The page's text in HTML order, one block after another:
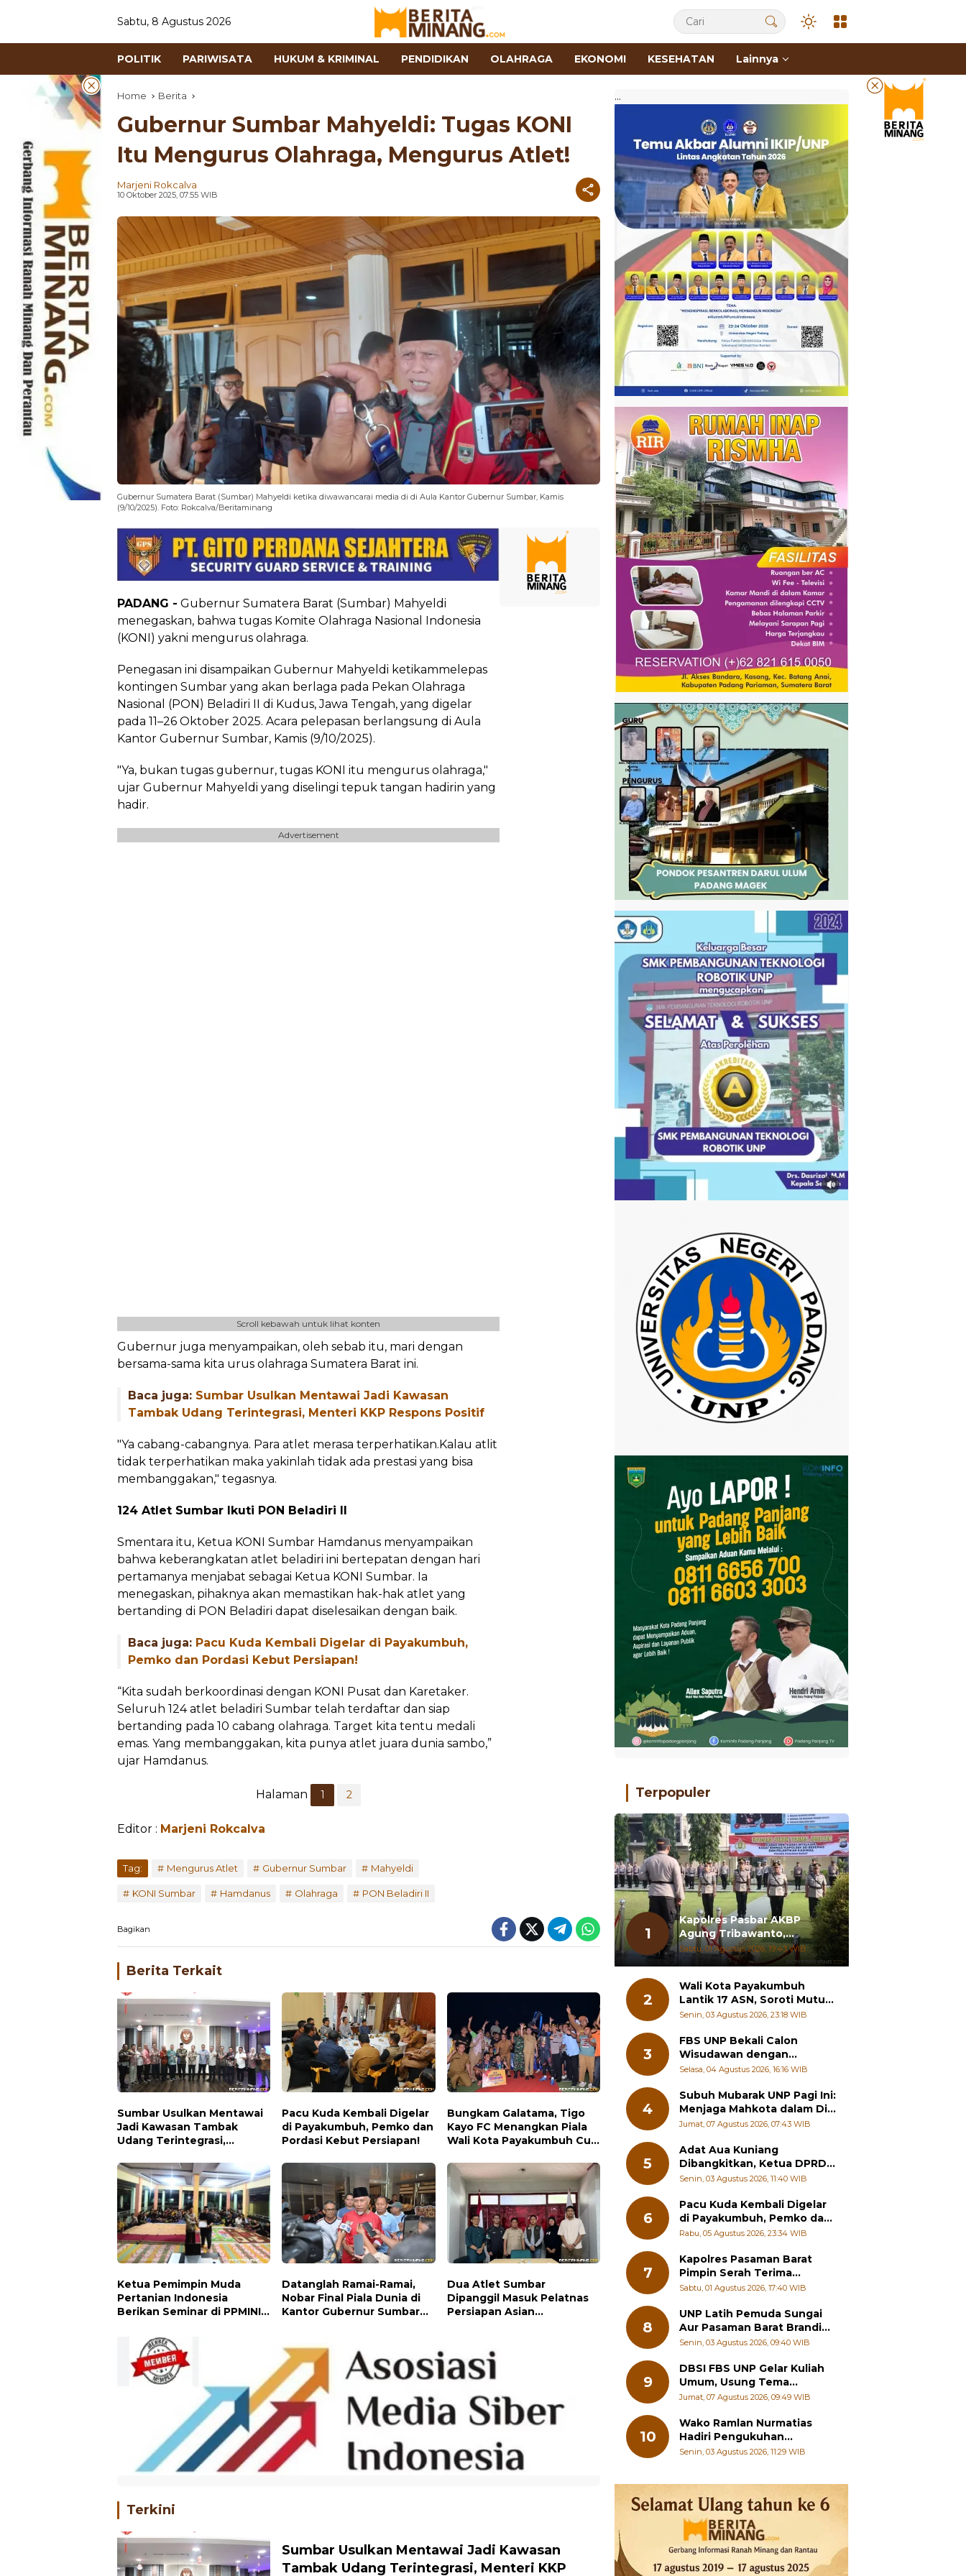
Sabtu, 8 Agustus 2026
POLITIK PARIWISATA HUKUM & KRIMINAL PENDIDIKAN OLAHRAGA EKONOMI KESEHATAN Lainnya
Home Berita
Gubernur Sumbar Mahyeldi: Tugas KONI
Itu Mengurus Olahraga, Mengurus Atlet!
Marjeni Rokcalva
10 Oktober 2025, 07:55 WIB
Gubernur Sumatera Barat (Sumbar) Mahyeldi ketika diwawancarai media di di Aula Kantor Gubernur Sumbar, Kamis
(9/10/2025). Foto: Rokcalva/Beritaminang
PADANG - Gubernur Sumatera Barat (Sumbar) Mahyeldi
menegaskan, bahwa tugas Komite Olahraga Nasional Indonesia
(KONI) yakni mengurus olahraga.
Penegasan ini disampaikan Gubernur Mahyeldi ketikammelepas
kontingen Sumbar yang akan berlaga pada Pekan Olahraga
Nasional (PON) Beladiri II di Kudus, Jawa Tengah, yang digelar
pada 11–26 Oktober 2025. Acara pelepasan berlangsung di Aula
Kantor Gubernur Sumbar, Kamis (9/10/2025).
"Ya, bukan tugas gubernur, tugas KONI itu mengurus olahraga,"
ujar Gubernur Mahyeldi yang diselingi tepuk tangan hadirin yang
hadir.
Advertisement
Scroll kebawah untuk lihat konten
Gubernur juga menyampaikan, oleh sebab itu, mari dengan
bersama-sama kita urus olahraga Sumatera Barat ini.
Baca juga: Sumbar Usulkan Mentawai Jadi Kawasan
Tambak Udang Terintegrasi, Menteri KKP Respons Positif
"Ya cabang-cabangnya. Para atlet merasa terperhatikan.Kalau atlit
tidak terperhatikan maka yakinlah tidak ada prestasi yang bisa
membanggakan," tegasnya.
124 Atlet Sumbar Ikuti PON Beladiri II
Smentara itu, Ketua KONI Sumbar Hamdanus menyampaikan
bahwa keberangkatan atlet beladiri ini bertepatan dengan hari
pertamanya menjabat sebagai Ketua KONI Sumbar. Ia
menegaskan, pihaknya akan memastikan hak-hak atlet yang
bertanding di PON Beladiri dapat diselesaikan dengan baik.
Baca juga: Pacu Kuda Kembali Digelar di Payakumbuh,
Pemko dan Pordasi Kebut Persiapan!
“Kita sudah berkoordinasi dengan KONI Pusat dan Karetaker.
Seluruh 124 atlet beladiri Sumbar telah terdaftar dan siap
bertanding pada 10 cabang olahraga. Target kita tentu medali
emas. Yang membanggakan, kita punya atlet juara dunia sambo,”
ujar Hamdanus.
Halaman 1 2
Editor : Marjeni Rokcalva
Tag: Mengurus Atlet Gubernur Sumbar Mahyeldi
KONI Sumbar
Bagikan
Berita Terkait
Sumbar Usulkan Mentawai
Udang Terintegrasi,
Menteri KKP Respons
Positif
Pacu Kuda Kembali Digelar
Pordasi Kebut Persiapan!
Bungkam Galatama, Tigo
Wali Kota Payakumbuh Cup
2026
Ketua Pemimpin Muda
Berikan Seminar di PPMINI
Tandikek
Datanglah Ramai-Ramai,
Berhadiah Motor
Dua Atlet Sumbar
Championship dan Asian
Games
Terkini
...
Terpopuler
1
Kapolres Pasbar AKBP
Agung Tribawanto,
Tekankan Peningkatan
Pelayanan dan Sinergi
Sabtu, 01 Agustus 2026, 19:43 WIB
2
Wali Kota Payakumbuh
Lantik 17 ASN, Soroti Mutu
Sekolah hingga Pelayanan
Senin, 03 Agustus 2026, 23:18 WIB
3
FBS UNP Bekali Calon
Wisudawan dengan
Wawasan Karier Global dan
Selasa, 04 Agustus 2026, 16:16 WIB
4
Subuh Mubarak UNP Pagi Ini:
Menjaga Mahkota dalam Diri
Manusia
Jumat, 07 Agustus 2026, 07:43 WIB
5
Adat Aua Kuniang
Dibangkitkan, Ketua DPRD
Payakumbuh: Jangan
Hilang Jati Diri
Senin, 03 Agustus 2026, 11:40 WIB
6
Pacu Kuda Kembali Digelar
di Payakumbuh, Pemko dan
Pordasi Kebut Persiapan!
Rabu, 05 Agustus 2026, 23:34 WIB
7
Kapolres Pasaman Barat
Pimpin Serah Terima
Jabatan PJU Polres dan
Sabtu, 01 Agustus 2026, 17:40 WIB
8
UNP Latih Pemuda Sungai
Aur Pasaman Barat Branding
Wisata Beringin
Senin, 03 Agustus 2026, 09:40 WIB
9
DBSI FBS UNP Gelar Kuliah
Umum, Usung Tema
Perkembangan Mutakhir
Jumat, 07 Agustus 2026, 09:49 WIB
10
Wako Ramlan Nurmatias
Hadiri Pengukuhan
Pengurus MUS-KB Serta
Senin, 03 Agustus 2026, 11:29 WIB